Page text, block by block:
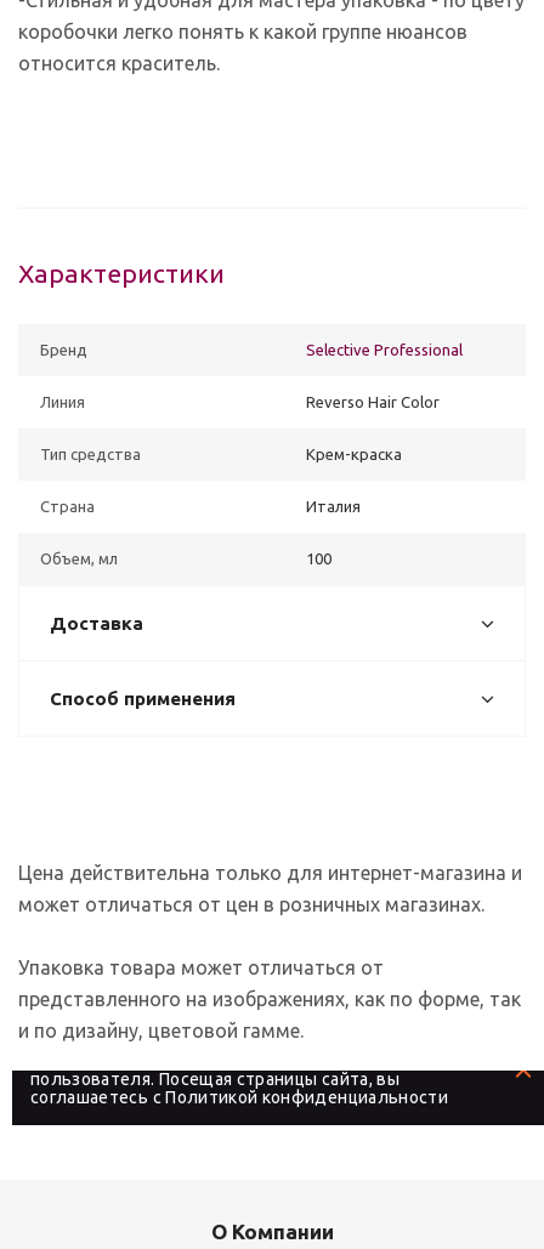
коробочки легко понять к какой группе нюансов
относится краситель.
Характеристики
Бренд Selective Professional
Линия Reverso Hair Color
Тип средства Крем-краска
Страна Италия
Объем, мл 100
Доставка
Способ применения
Цена действительна только для интернет-магазина и
может отличаться от цен в розничных магазинах.
Упаковка товара может отличаться от
представленного на изображениях, как по форме, так
и по дизайну, цветовой гамме.
На сайте используются файлы cookies, которые его
пользователя. Посещая страницы сайта, вы
соглашаетесь сПолитикой конфиденциальности
О Компании